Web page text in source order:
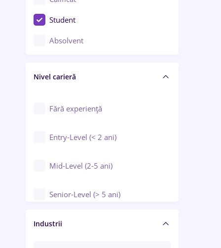
Construcții / Instalații
Controlul calității
Educație / Training / Arte
Student
Absolvent
Nivel carieră
Fără experiență
Entry-Level (< 2 ani)
Mid-Level (2-5 ani)
Senior-Level (> 5 ani)
Manager / Executiv
Industrii